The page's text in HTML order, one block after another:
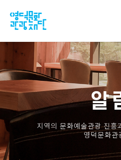
알
지역의 문화예술관광 진흥
영덕문화관